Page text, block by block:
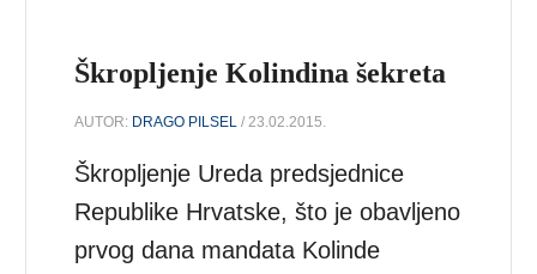
Škropljenje Kolindina šekreta
AUTOR: DRAGO PILSEL / 23.02.2015.
Škropljenje Ureda predsjednice
Republike Hrvatske, što je obavljeno
prvog dana mandata Kolinde